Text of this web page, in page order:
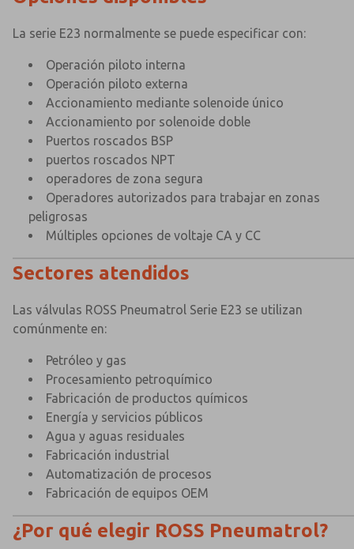
La serie E23 normalmente se puede especificar con:
Operación piloto interna
Operación piloto externa
Accionamiento mediante solenoide único
Accionamiento por solenoide doble
Puertos roscados BSP
puertos roscados NPT
operadores de zona segura
Operadores autorizados para trabajar en zonas
peligrosas
Múltiples opciones de voltaje CA y CC
Sectores atendidos
Las válvulas ROSS Pneumatrol Serie E23 se utilizan
comúnmente en:
Petróleo y gas
Procesamiento petroquímico
Fabricación de productos químicos
Energía y servicios públicos
Agua y aguas residuales
Fabricación industrial
Automatización de procesos
Fabricación de equipos OEM
¿Por qué elegir ROSS Pneumatrol?